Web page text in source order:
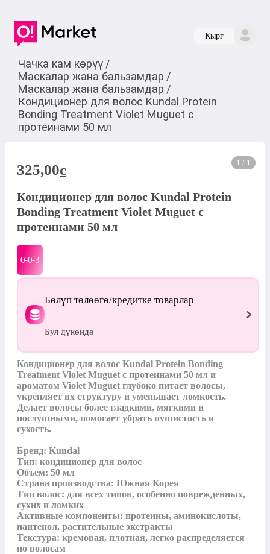
Кырг
Чачка кам көрүү /
Маскалар жана бальзамдар /
Маскалар жана бальзамдар /
Кондиционер для волос Kundal Protein
Bonding Treatment Violet Muguet с
протеинами 50 мл
1 / 1
325,00c
Кондиционер для волос Kundal Protein
Bonding Treatment Violet Muguet с
протеинами 50 мл
0-0-3
Бөлүп төлөөгө/кредитке товарлар
Бул дүкөндө
Кондиционер для волос Kundal Protein Bonding
Treatment Violet Muguet с протеинами 50 мл и
ароматом Violet Muguet глубоко питает волосы,
укрепляет их структуру и уменьшает ломкость.
Делает волосы более гладкими, мягкими и
послушными, помогает убрать пушистость и
сухость.
Бренд: Kundal
Тип: кондиционер для волос
Объем: 50 мл
Страна производства: Южная Корея
Тип волос: для всех типов, особенно поврежденных,
сухих и ломких
Активные компоненты: протеины, аминокислоты,
пантенол, растительные экстракты
Текстура: кремовая, плотная, легко распределяется
по волосам